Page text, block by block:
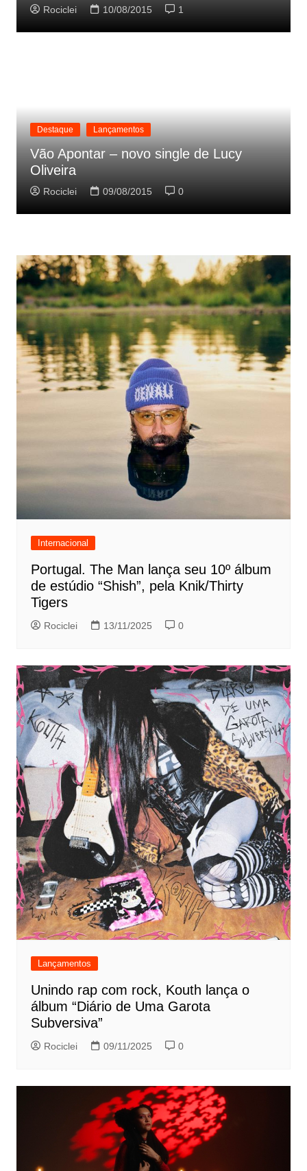
Rociclei 10/08/2015 1
Destaque Lançamentos
Vão Apontar – novo single de Lucy
Oliveira
Rociclei 09/08/2015 0
Internacional
Portugal. The Man lança seu 10º álbum
de estúdio “Shish”, pela Knik/Thirty
Tigers
Rociclei 13/11/2025 0
Lançamentos
Unindo rap com rock, Kouth lança o
álbum “Diário de Uma Garota
Subversiva”
Rociclei 09/11/2025 0